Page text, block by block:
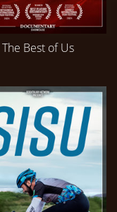
The Best of Us